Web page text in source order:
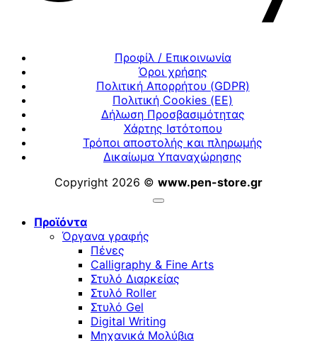
Προφίλ / Επικοινωνία
Όροι χρήσης
Πολιτική Απορρήτου (GDPR)
Πολιτική Cookies (ΕΕ)
Δήλωση Προσβασιμότητας
Χάρτης Ιστότοπου
Τρόποι αποστολής και πληρωμής
Δικαίωμα Υπαναχώρησης
Copyright 2026 © www.pen-store.gr
Προϊόντα
Όργανα γραφής
Πένες
Calligraphy & Fine Arts
Στυλό Διαρκείας
Στυλό Roller
Στυλό Gel
Digital Writing
Μηχανικά Μολύβια